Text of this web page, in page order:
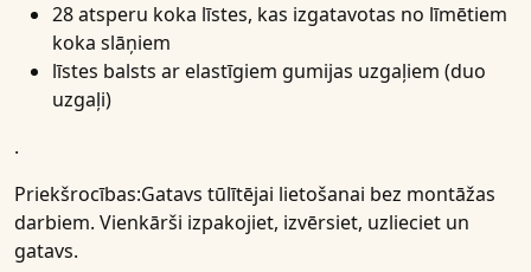
28 atsperu koka līstes, kas izgatavotas no līmētiem
koka slāņiem
līstes balsts ar elastīgiem gumijas uzgaļiem (duo
uzgaļi)
.
Priekšrocības:Gatavs tūlītējai lietošanai bez montāžas
darbiem. Vienkārši izpakojiet, izvērsiet, uzlieciet un
gatavs.